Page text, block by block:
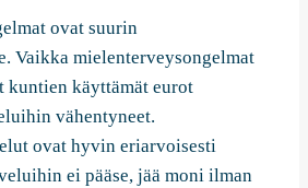
ovat suurin
Vaikka mielenterveysongelmat
kuntien käyttämät eurot
vähentyneet.
ovat hyvin eriarvoisesti
ei pääse, jää moni ilman